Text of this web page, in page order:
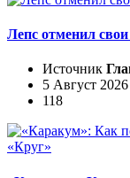
Лепс отменил
Источник
5 Август
118